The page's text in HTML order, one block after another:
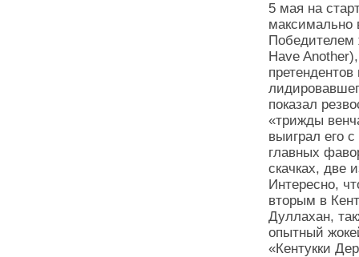
5 мая на
максимально
Победителем
Have
показал
«трижды
выиграл его
главных
скачках, две
Интересно,
вторым в
Дуллахан,
опытный
«Кентукки